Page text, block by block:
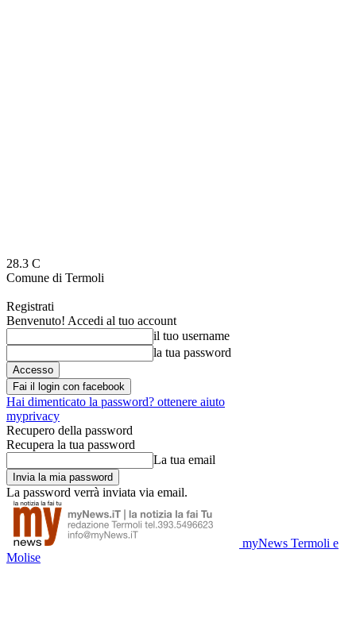
28.3 C
Comune di Termoli
Registrati
Benvenuto! Accedi al tuo account
il tuo username
la tua password
Fai il login con facebook
Hai dimenticato la password? ottenere aiuto
myprivacy
Recupero della password
Recupera la tua password
La tua email
La password verrà inviata via email.
myNews Termoli e
Molise